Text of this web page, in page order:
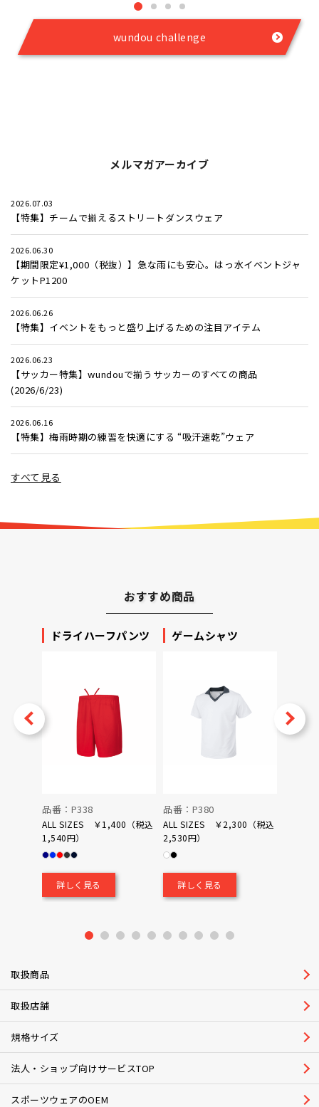
wundou challenge
メルマガアーカイブ
2026.07.03
【特集】チームで揃えるストリートダンスウェア
2026.06.30
【期間限定¥1,000（税抜）】急な雨にも安心。はっ水イベントジャ
ケットP1200
2026.06.26
【特集】イベントをもっと盛り上げるための注目アイテム
2026.06.23
【サッカー特集】wundouで揃うサッカーのすべての商品
(2026/6/23)
2026.06.16
【特集】梅雨時期の練習を快適にする “吸汗速乾”ウェア
すべて見る
おすすめ商品
ドライハーフパンツ
品番：P338
ALL SIZES ￥1,400（税込
1,540円）
詳しく見る
ゲームシャツ
品番：P380
ALL SIZES ￥2,300（税込
2,530円）
詳しく見る
3 4 5 6 7 8 9 10
Next
取扱商品
取扱店舗
規格サイズ
法人・ショップ向けサービスTOP
スポーツウェアのOEM